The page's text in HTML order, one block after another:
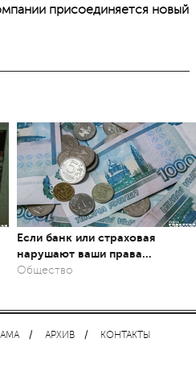
присоединяется новый
Если банк или страховая
нарушают ваши права…
Общество
АРХИВ КОНТАКТЫ